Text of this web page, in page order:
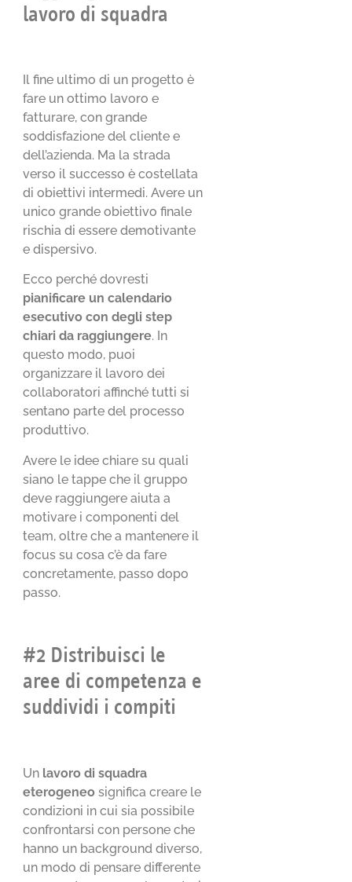
lavoro di squadra
Il fine ultimo di un progetto è
fare un ottimo lavoro e
fatturare, con grande
soddisfazione del cliente e
dell’azienda. Ma la strada
verso il successo è costellata
di obiettivi intermedi. Avere un
unico grande obiettivo finale
rischia di essere demotivante
e dispersivo.
Ecco perché dovresti
pianificare un calendario
esecutivo con degli step
chiari da raggiungere. In
questo modo, puoi
organizzare il lavoro dei
collaboratori affinché tutti si
sentano parte del processo
produttivo.
Avere le idee chiare su quali
siano le tappe che il gruppo
deve raggiungere aiuta a
motivare i componenti del
team, oltre che a mantenere il
focus su cosa c’è da fare
concretamente, passo dopo
passo.
#2 Distribuisci le
aree di competenza e
suddividi i compiti
Un lavoro di squadra
eterogeneo significa creare le
condizioni in cui sia possibile
confrontarsi con persone che
hanno un background diverso,
un modo di pensare differente